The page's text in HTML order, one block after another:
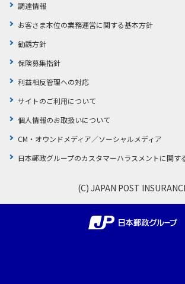
調達情報
お客さま本位の業務運営に関する基本方針
勧誘方針
保険募集指針
利益相反管理への対応
サイトのご利用について
個人情報のお取扱いについて
CM・オウンドメディア／ソーシャルメディア
日本郵政グループのカスタマーハラスメントに関す
(C) JAPAN POST